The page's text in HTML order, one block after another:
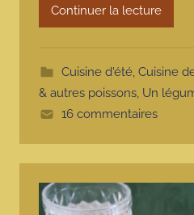
m
o
t
e
Continuer la lecture
Cuisine d'été, Cuisine
& autres poissons, Un
16 commentaires